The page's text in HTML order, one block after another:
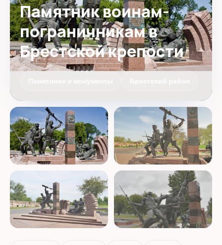
Памятник воинам-
пограничникам в
Брестской крепости